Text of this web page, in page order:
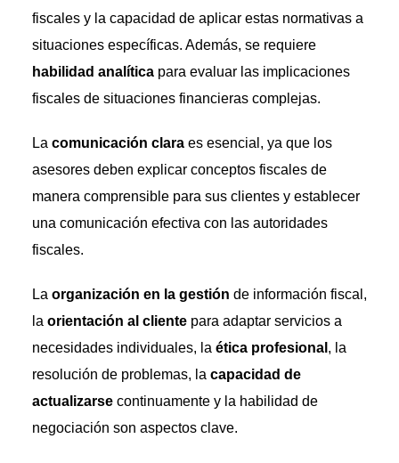
fiscales y la capacidad de aplicar estas normativas a
situaciones específicas. Además, se requiere
habilidad analíticapara evaluar las implicaciones
fiscales de situaciones financieras complejas.
La comunicación claraes esencial, ya que los
asesores deben explicar conceptos fiscales de
manera comprensible para sus clientes y establecer
una comunicación efectiva con las autoridades
fiscales.
La organización en la gestión de información fiscal,
la orientación al clientepara adaptar servicios a
necesidades individuales, la ética profesional , la
resolución de problemas, la capacidad de
actualizarsecontinuamente y la habilidad de
negociación son aspectos clave.